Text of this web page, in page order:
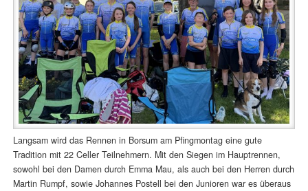
Langsam wird das Rennen in Borsum am Pfingmontag eine gute
Tradition mit 22 Celler Teilnehmern. Mit den Siegen im Hauptrennen,
sowohl bei den Damen durch Emma Mau, als auch bei den Herren durch
Martin Rumpf, sowie Johannes Postell bei den Junioren war es überaus